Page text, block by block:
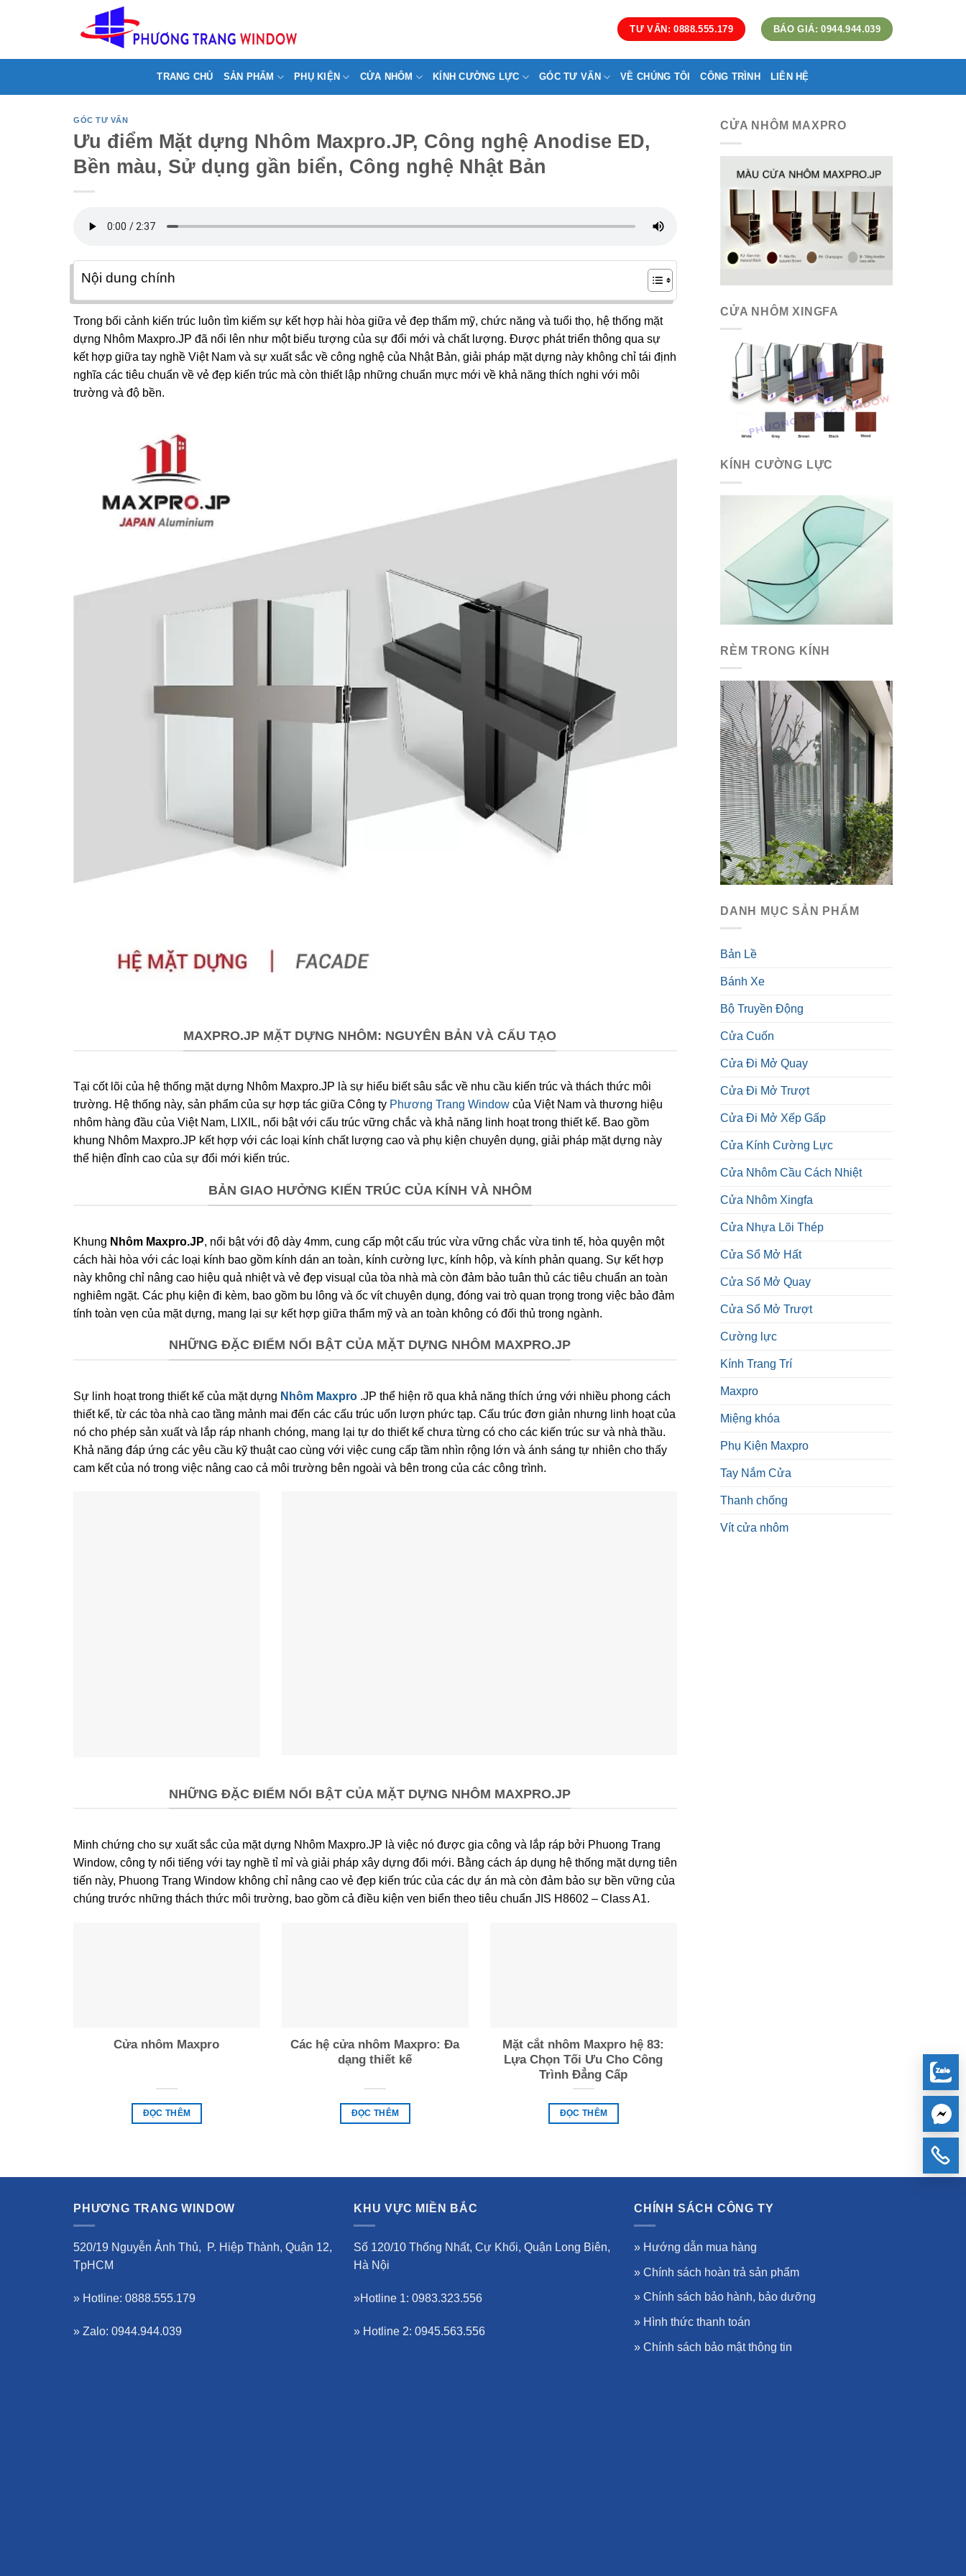
dung
TƯ VẤN: 0888.555.179 BÁO GIÁ: 0944.944.039
TRANG CHỦ SẢN PHẨM PHỤ KIỆN CỬA NHÔM KÍNH CƯỜNG LỰC GÓC TƯ VẤN VỀ CHÚNG TÔI CÔNG TRÌNH LIÊN HỆ
GÓC TƯ VẤN
Ưu điểm Mặt dựng Nhôm Maxpro.JP, Công nghệ Anodise ED,
Bền màu, Sử dụng gần biển, Công nghệ Nhật Bản
Nội dung chính
Trong bối cảnh kiến trúc luôn tìm kiếm sự kết hợp hài hòa giữa vẻ đẹp thẩm mỹ, chức năng và tuổi thọ, hệ thống mặt
dựng Nhôm Maxpro.JP đã nổi lên như một biểu tượng của sự đổi mới và chất lượng. Được phát triển thông qua sự
kết hợp giữa tay nghề Việt Nam và sự xuất sắc về công nghệ của Nhật Bản, giải pháp mặt dựng này không chỉ tái định
nghĩa các tiêu chuẩn về vẻ đẹp kiến trúc mà còn thiết lập những chuẩn mực mới về khả năng thích nghi với môi
trường và độ bền.
MAXPRO.JP MẶT DỰNG NHÔM: NGUYÊN BẢN VÀ CẤU TẠO
Tại cốt lõi của hệ thống mặt dựng Nhôm Maxpro.JP là sự hiểu biết sâu sắc về nhu cầu kiến trúc và thách thức môi
trường. Hệ thống này, sản phẩm của sự hợp tác giữa Công ty Phương Trang Window của Việt Nam và thương hiệu
nhôm hàng đầu của Việt Nam, LIXIL, nổi bật với cấu trúc vững chắc và khả năng linh hoạt trong thiết kế. Bao gồm
khung Nhôm Maxpro.JP kết hợp với các loại kính chất lượng cao và phụ kiện chuyên dụng, giải pháp mặt dựng này
thể hiện đỉnh cao của sự đổi mới kiến trúc.
BẢN GIAO HƯỞNG KIẾN TRÚC CỦA KÍNH VÀ NHÔM
Khung Nhôm Maxpro.JP, nổi bật với độ dày 4mm, cung cấp một cấu trúc vừa vững chắc vừa tinh tế, hòa quyện một
cách hài hòa với các loại kính bao gồm kính dán an toàn, kính cường lực, kính hộp, và kính phản quang. Sự kết hợp
này không chỉ nâng cao hiệu quả nhiệt và vẻ đẹp visuạl của tòa nhà mà còn đảm bảo tuân thủ các tiêu chuẩn an toàn
nghiêm ngặt. Các phụ kiện đi kèm, bao gồm bu lông và ốc vít chuyên dụng, đóng vai trò quan trọng trong việc bảo đảm
tính toàn vẹn của mặt dựng, mang lại sự kết hợp giữa thẩm mỹ và an toàn không có đối thủ trong ngành.
NHỮNG ĐẶC ĐIỂM NỔI BẬT CỦA MẶT DỰNG NHÔM MAXPRO.JP
Sự linh hoạt trong thiết kế của mặt dựng Nhôm Maxpro .JP thể hiện rõ qua khả năng thích ứng với nhiều phong cách
thiết kế, từ các tòa nhà cao tầng mảnh mai đến các cấu trúc uốn lượn phức tạp. Cấu trúc đơn giản nhưng linh hoạt của
nó cho phép sản xuất và lắp ráp nhanh chóng, mang lại tự do thiết kế chưa từng có cho các kiến trúc sư và nhà thầu.
Khả năng đáp ứng các yêu cầu kỹ thuật cao cùng với việc cung cấp tầm nhìn rộng lớn và ánh sáng tự nhiên cho thấy
cam kết của nó trong việc nâng cao cả môi trường bên ngoài và bên trong của các công trình.
NHỮNG ĐẶC ĐIỂM NỔI BẬT CỦA MẶT DỰNG NHÔM MAXPRO.JP
Minh chứng cho sự xuất sắc của mặt dựng Nhôm Maxpro.JP là việc nó được gia công và lắp ráp bởi Phuong Trang
Window, công ty nổi tiếng với tay nghề tỉ mỉ và giải pháp xây dựng đổi mới. Bằng cách áp dụng hệ thống mặt dựng tiên
tiến này, Phuong Trang Window không chỉ nâng cao vẻ đẹp kiến trúc của các dự án mà còn đảm bảo sự bền vững của
chúng trước những thách thức môi trường, bao gồm cả điều kiện ven biển theo tiêu chuẩn JIS H8602 – Class A1.
Cửa nhôm Maxpro
ĐỌC THÊM
Các hệ cửa nhôm Maxpro: Đa
dạng thiết kế
ĐỌC THÊM
Mặt cắt nhôm Maxpro hệ 83:
Lựa Chọn Tối Ưu Cho Công
Trình Đẳng Cấp
ĐỌC THÊM
CỬA NHÔM MAXPRO
CỬA NHÔM XINGFA
KÍNH CƯỜNG LỰC
RÈM TRONG KÍNH
DANH MỤC SẢN PHẨM
Bản Lề
Bánh Xe
Bộ Truyền Động
Cửa Cuốn
Cửa Đi Mở Quay
Cửa Đi Mở Trượt
Cửa Đi Mở Xếp Gấp
Cửa Kính Cường Lực
Cửa Nhôm Cầu Cách Nhiệt
Cửa Nhôm Xingfa
Cửa Nhựa Lõi Thép
Cửa Sổ Mở Hất
Cửa Sổ Mở Quay
Cửa Sổ Mở Trượt
Cường lực
Kính Trang Trí
Maxpro
Miệng khóa
Phụ Kiện Maxpro
Tay Nắm Cửa
Thanh chống
Vít cửa nhôm
PHƯƠNG TRANG WINDOW
520/19 Nguyễn Ảnh Thủ, P. Hiệp Thành, Quận 12,
TpHCM
» Hotline: 0888.555.179
» Zalo: 0944.944.039
KHU VỰC MIỀN BẮC
Số 120/10 Thống Nhất, Cự Khối, Quận Long Biên,
Hà Nội
»Hotline 1: 0983.323.556
» Hotline 2: 0945.563.556
CHÍNH SÁCH CÔNG TY
» Hướng dẫn mua hàng
» Chính sách hoàn trả sản phẩm
» Chính sách bảo hành, bảo dưỡng
» Hình thức thanh toán
» Chính sách bảo mật thông tin